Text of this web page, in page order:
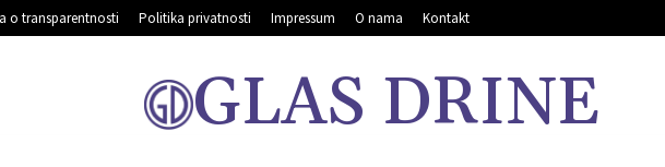
o transparentnosti Politika privatnosti Impressum O nama Kontakt
GLAS DRINE